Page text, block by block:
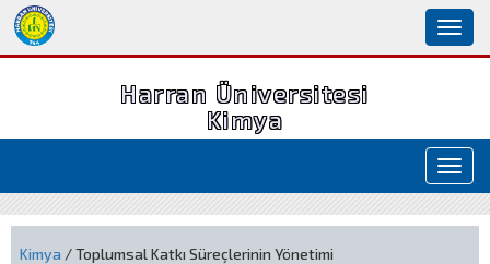
Harran Üniversitesi
Kimya
Kimya / Toplumsal Katkı Süreçlerinin Yönetimi